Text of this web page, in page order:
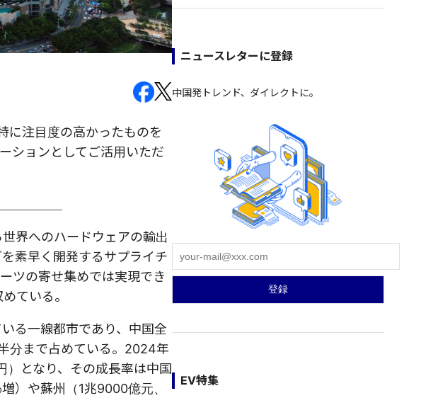
に注目度の高かったものを
ションとしてご活用いただ
界へのハードウェアの輸出
素早く開発するサプライチ
ツの寄せ集めでは実現でき
ている。
る一線都市であり、中国全
分まで占めている。2024年
となり、その成長率は中国
）や蘇州（1兆9000億元、
ニュースレターに登録
中国発トレンド、ダイレクトに。
EV特集